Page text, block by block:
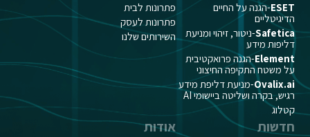
ESET-הגנה על החיים
הדיגיטליים
Safetica-ניטור, זיהוי ומניעת
דליפות מידע
Element-הגנה פרואקטיבית
על משטח התקיפה החיצוני
Ovalix.ai-מניעת דליפת מידע
רגיש, בקרה ושליטה ביישומי AI
קטלוג
פתרונות לבית
פתרונות לעסק
השירותים שלנו
חדשות אודות